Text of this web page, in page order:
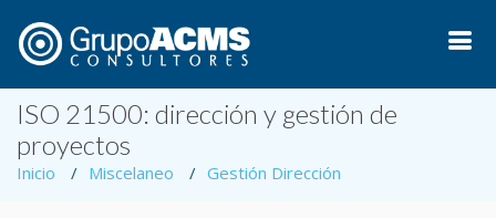
ISO 21500: dirección y gestión de
proyectos
Inicio Miscelaneo Gestión Dirección